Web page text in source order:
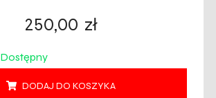
250,00 zł
Dostępny
DODAJ DO KOSZYKA